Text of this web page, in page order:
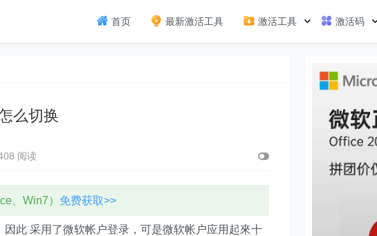
首页 最新激活工具 激活工具 激活码
么切换
阅读
、Win7） 免费获取>>
此 采用了微软帐户登录，可是微软帐户应用起來十